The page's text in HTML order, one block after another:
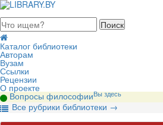
2026, суббота
Каталог библиотеки
Авторам
Вузам
Ссылки
Рецензии
О проекте
Вопросы философииВы здесь
Все рубрики библиотеки →